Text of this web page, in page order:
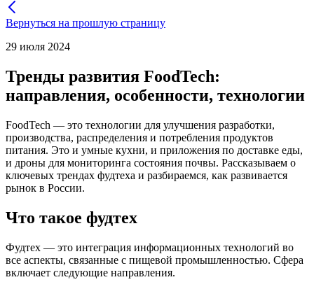
Вернуться на прошлую страницу
29 июля 2024
Тренды развития FoodTech:
направления, особенности, технологии
FoodTech — это технологии для улучшения разработки,
производства, распределения и потребления продуктов
питания. Это и умные кухни, и приложения по доставке еды,
и дроны для мониторинга состояния почвы. Рассказываем о
ключевых трендах фудтеха и разбираемся, как развивается
рынок в России.
Что такое фудтех
Фудтех — это интеграция информационных технологий во
все аспекты, связанные с пищевой промышленностью. Сфера
включает следующие направления.